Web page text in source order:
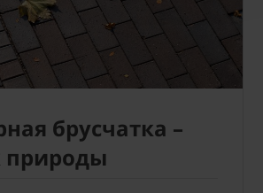
брусчатка –
природы